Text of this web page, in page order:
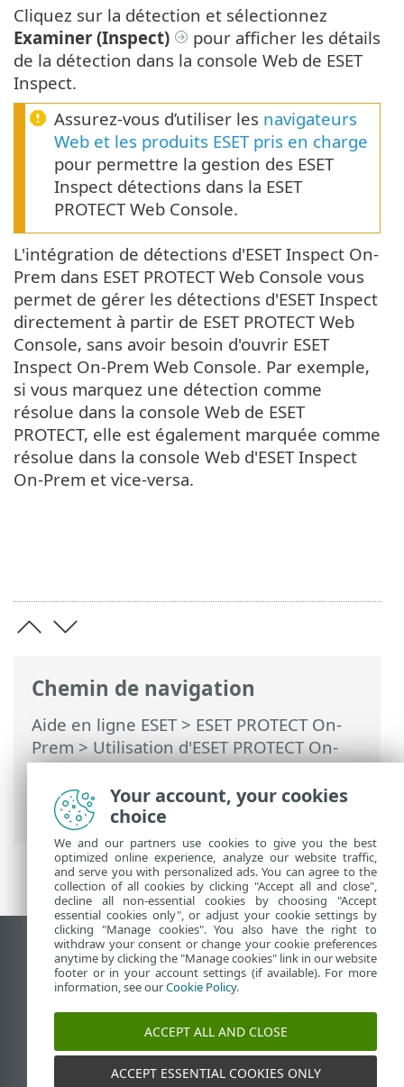
Chemin de navigation
Aide en ligne ESET> ESET PROTECT On-
Prem>Utilisation d'ESET PROTECT On-
Prem>ESET PROTECT On-Prem Menu
principal
>Détections> ESET Inspect On-
Prem
Cliquez sur la détection et sélectionnez
Examiner (Inspect)
pour afficher les détails
de la détection dans la console Web de ESET
Inspect.
Assurez-vous d’utiliser les navigateurs
Web et les produits ESET pris en charge
pour permettre la gestion des ESET
Inspect détections dans la ESET
PROTECT Web Console.
L'intégration de détections d'ESET Inspect On-
Prem dans ESET PROTECT Web Console vous
permet de gérer les détections d'ESET Inspect
directement à partir de ESET PROTECT Web
Console, sans avoir besoin d'ouvrir ESET
Inspect On-Prem Web Console. Par exemple,
si vous marquez une détection comme
résolue dans la console Web de ESET
PROTECT, elle est également marquée comme
résolue dans la console Web d'ESET Inspect
On-Prem et vice-versa.
Afficher le site des postes de travail
End of Life
Base de connaissances ESET
Forum ESET
ESET Status Portal
Support régional
Your account, your cookies
choice
We and our partners use cookies to give you the best
optimized online experience, analyze our website traffic,
and serve you with personalized ads. You can agree to the
collection of all cookies by clicking "Accept all and close",
decline all non-essential cookies by choosing "Accept
essential cookies only", or adjust your cookie settings by
clicking "Manage cookies". You also have the right to
withdraw your consent or change your cookie preferences
anytime by clicking the "Manage cookies" link in our website
footer or in your account settings (if available). For more
information, see ourCookie Policy.
ACCEPT ALL AND CLOSE
ACCEPT ESSENTIAL COOKIES ONLY